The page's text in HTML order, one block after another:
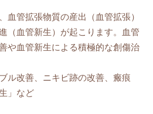
血管拡張物質の産出（血管拡張）
（血管新生）が起こります。血管
や血管新生による積極的な創傷治
ル改善、ニキビ跡の改善、瘢痕
」など